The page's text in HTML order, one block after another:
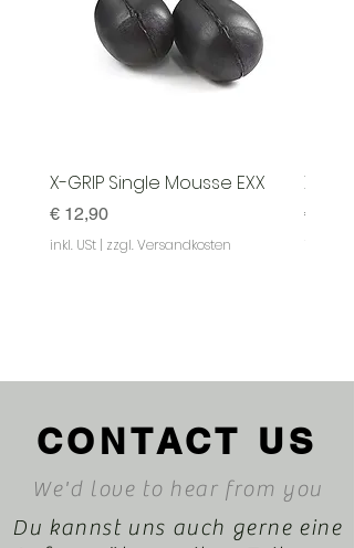
X-GRIP Single Mousse EXX
Preis
€ 12,90
inkl. USt | zzgl. Versandkosten
X-
Preis
€
CONTACT US
We'd love to hear from you
Du kannst uns auch gerne eine